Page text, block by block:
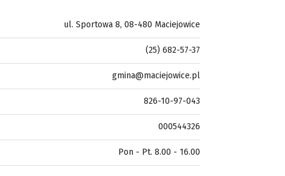
ul. Sportowa 8, 08-480 Maciejowice
(25) 682-57-37
gmina@maciejowice.pl
826-10-97-043
000544326
Pon - Pt. 8.00 - 16.00